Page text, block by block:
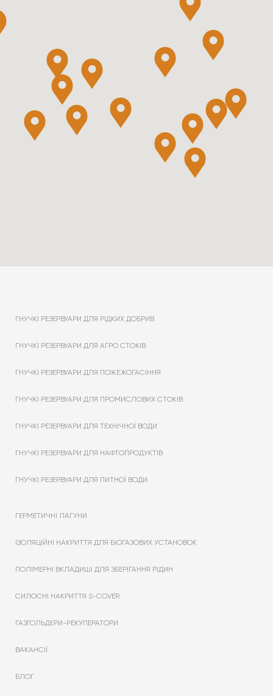
ГНУЧКІ РЕЗЕРВУАРИ ДЛЯ РІДКИХ ДОБРИВ
ГНУЧКІ РЕЗЕРВУАРИ ДЛЯ АГРО СТОКІВ
ГНУЧКІ РЕЗЕРВУАРИ ДЛЯ ПОЖЕЖОГАСІННЯ
ГНУЧКІ РЕЗЕРВУАРИ ДЛЯ ПРОМИСЛОВИХ СТОКІВ
ГНУЧКІ РЕЗЕРВУАРИ ДЛЯ ТЕХНІЧНОЇ ВОДИ
ГНУЧКІ РЕЗЕРВУАРИ ДЛЯ НАФТОПРОДУКТІВ
ГНУЧКІ РЕЗЕРВУАРИ ДЛЯ ПИТНОЇ ВОДИ
ГЕРМЕТИЧНІ ЛАГУНИ
ІЗОЛЯЦІЙНІ НАКРИТТЯ ДЛЯ БІОГАЗОВИХ УСТАНОВОК
ПОЛІМЕРНІ ВКЛАДИШІ ДЛЯ ЗБЕРІГАННЯ РІДИН
СИЛОСНІ НАКРИТТЯ S-COVER
ГАЗГОЛЬДЕРИ-РЕКУПЕРАТОРИ
ВАКАНСІЇ
БЛОГ